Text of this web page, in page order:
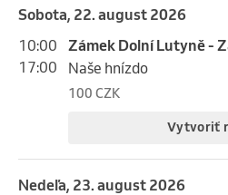
sobota, 22. august 2026
10:00
17:00
Zámek Dolní Lutyně -
Naše hnízdo
100 CZK
Vytvoriť
nedeľa, 23. august 2026